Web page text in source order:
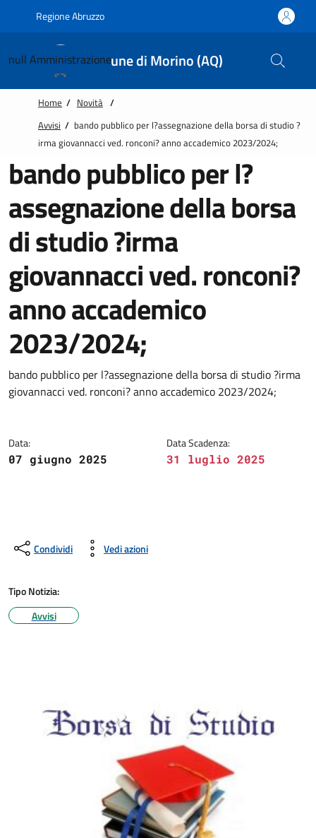
Regione Abruzzo
Comune di Morino (AQ)
null Amministrazione
Home / Novità /
Avvisi / bando pubblico per l?assegnazione della borsa di studio ?
irma giovannacci ved. ronconi? anno accademico 2023/2024;
bando pubblico per l?
assegnazione della borsa
di studio ?irma
giovannacci ved. ronconi?
anno accademico
2023/2024;
bando pubblico per l?assegnazione della borsa di studio ?irma
giovannacci ved. ronconi? anno accademico 2023/2024;
Data:
07 giugno 2025
Data Scadenza:
31 luglio 2025
Condividi Vedi azioni
Tipo Notizia:
Avvisi